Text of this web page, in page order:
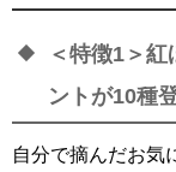
＜特徴1＞
ントが10種
自分で摘んだお気